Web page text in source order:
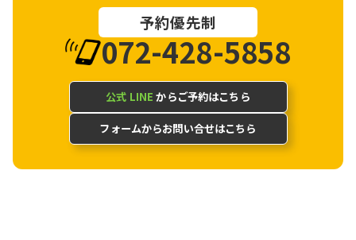
予約優先制
072-428-5858
公式 LINE からご予約はこちら
フォームからお問い合せはこちら